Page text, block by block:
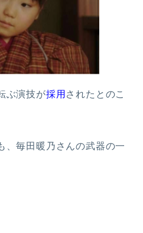
ぶ演技が採用 されたとのこ
、毎田暖乃さんの武器の一